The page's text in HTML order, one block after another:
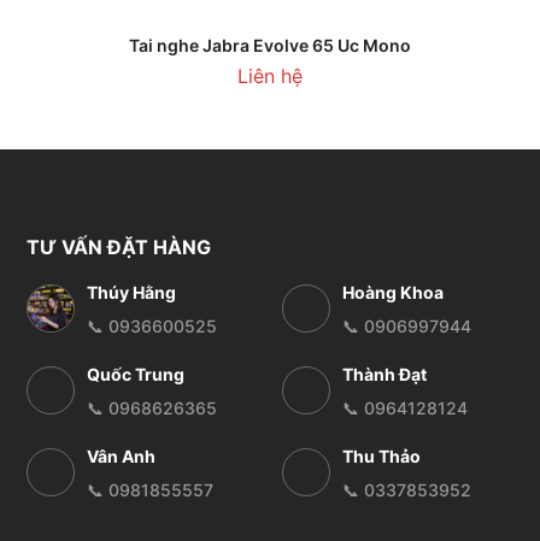
Tai nghe Jabra Evolve 65 Uc Mono
Liên hệ
TƯ VẤN ĐẶT HÀNG
Thúy Hằng
📞 0936600525
Hoàng Khoa
📞 0906997944
Quốc Trung
📞 0968626365
Thành Đạt
📞 0964128124
Vân Anh
📞 0981855557
Thu Thảo
📞 0337853952